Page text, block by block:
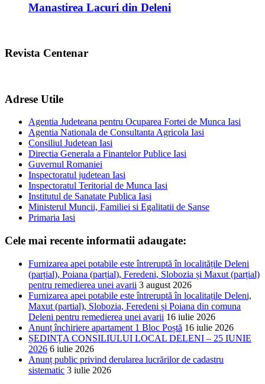
Manastirea Lacuri din Deleni
Revista Centenar
Adrese Utile
Agentia Judeteana pentru Ocuparea Fortei de Munca Iasi
Agentia Nationala de Consultanta Agricola Iasi
Consiliul Judetean Iasi
Directia Generala a Finantelor Publice Iasi
Guvernul Romaniei
Inspectoratul judetean Iasi
Inspectoratul Teritorial de Munca Iasi
Institutul de Sanatate Publica Iasi
Ministerul Muncii, Familiei si Egalitatii de Sanse
Primaria Iasi
Cele mai recente informatii adaugate:
Furnizarea apei potabile este întreruptă în localitățile Deleni
(parțial), Poiana (parțial), Feredeni, Slobozia și Maxut (parțial)
pentru remedierea unei avarii 3 august 2026
Furnizarea apei potabile este întreruptă în localitațile Deleni,
Maxut (partial), Slobozia, Feredeni și Poiana din comuna
Deleni pentru remedierea unei avarii 16 iulie 2026
Anunț închiriere apartament 1 Bloc Poștă 16 iulie 2026
ȘEDINȚA CONSILIULUI LOCAL DELENI – 25 IUNIE
2026 6 iulie 2026
Anunț public privind derularea lucrărilor de cadastru
sistematic 3 iulie 2026